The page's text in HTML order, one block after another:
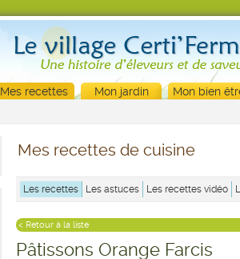
Mes recettes Mon jardin Mon bien
Mes recettes de cuisine
Les recettes Les astuces Les recettes vidéo
< Retour à la liste
Pâtissons Orange Farcis